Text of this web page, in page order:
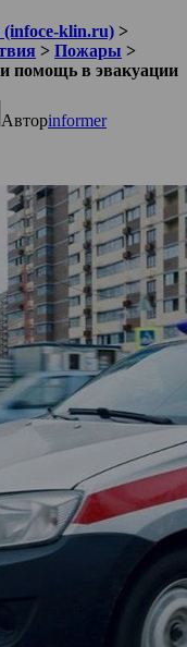
(infoce-klin.ru) >
> Пожары >
помощь в эвакуации
Авторinformer